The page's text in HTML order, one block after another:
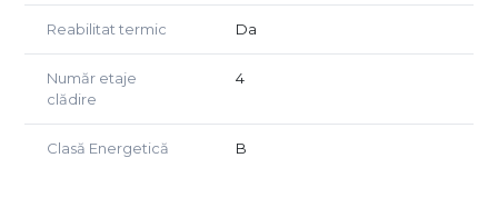
✨ Un apartament luminos, bine compartimentat și cu
potențial excelent de amenajare, situat într-una dintre
cele mai căutate zone din Brașov – Tractorul.
📋 Notă importantă: Proprietatea a fost vizionată de un
consultant imobiliar Ramia Imobiliare pentru a certifica
exactitatea informațiilor. Datele prezentate au fost
Reabilitat termic Da
Număr etaje
clădire
4
Clasă Energetică B